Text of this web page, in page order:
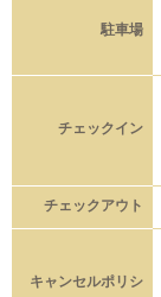
駐車場
チェックイン
チェックアウト
キャンセルポリシ